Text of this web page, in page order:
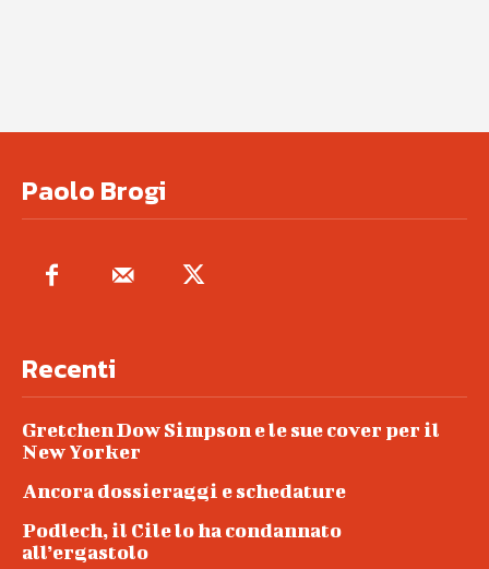
Paolo Brogi
Recenti
Gretchen Dow Simpson e le sue cover per il
New Yorker
Ancora dossieraggi e schedature
Podlech, il Cile lo ha condannato
all’ergastolo